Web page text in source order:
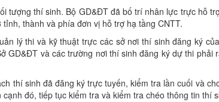
tượng thí sinh. Bộ GD&ĐT đã bố trí nhân lực trực hỗ
thành và phía đơn vị hỗ trợ hạ tầng CNTT.
lý thi và kỹ thuật trực các sở nơi thí sinh đăng ký
GD&ĐT và các trường nơi thí sinh đăng ký dự thi
thí sinh đã đăng ký trực tuyến, kiểm tra lần cuối và
đó, tiếp tục kiểm tra và kiểm tra chéo thông tin thí